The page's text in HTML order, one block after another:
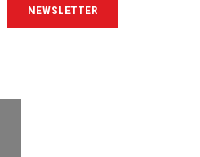
NEWSLETTER